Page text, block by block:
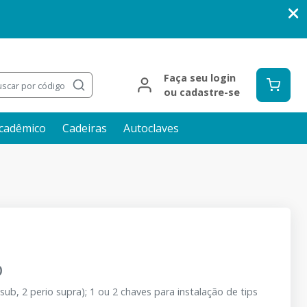
por código
Faça seu login
ou cadastre-se
Cadeiras Autoclaves
2 perio supra); 1 ou 2 chaves para instalação de tips